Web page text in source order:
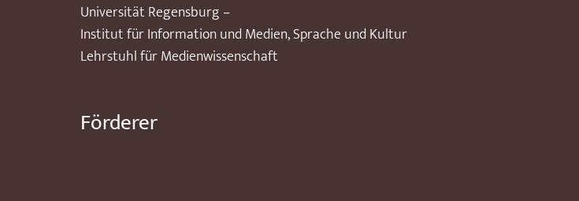
Universität Regensburg –
Institut für Information und Medien, Sprache und Kultur
Lehrstuhl für Medienwissenschaft
Förderer